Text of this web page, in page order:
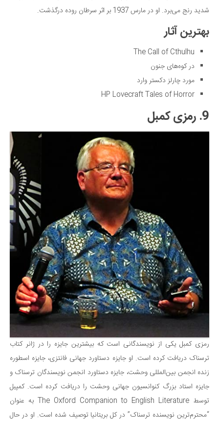
شدید رنج می‌برد. او در مارس 1937 بر اثر سرطان روده درگذشت.
بهترین آثار
The Call of Cthulhu
در کوه‌های جنون
مورد چارلز دکستر وارد
HP Lovecraft Tales of Horror
9. رمزی کمبل
رمزی کمبل یکی از نویسندگانی است که بیشترین جایزه را در ژانر کتاب
ترسناک دریافت کرده است. او جایزه دستاورد جهانی فانتزی، جایزه اسطوره
زنده انجمن بین‌المللی وحشت، جایزه دستاورد انجمن نویسندگان ترسناک و
جایزه استاد بزرگ کنوانسیون جهانی وحشت را دریافت کرده است. کمپبل
توسط The Oxford Companion to English Literature به عنوان
“محترم‌ترین نویسنده ترسناک” در کل بریتانیا توصیف شده است. او در حال